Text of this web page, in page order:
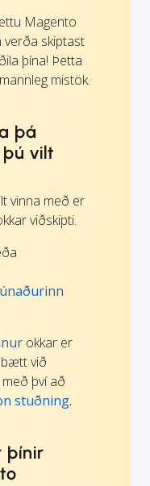
Magento
verða skiptast
þína! Þetta
mistök.
þá
vilt
vinna með er
viðskipti.
okkar er
við
því að
stuðning.
þínir